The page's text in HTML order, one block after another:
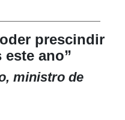
prescindir
este ano”
ministro de